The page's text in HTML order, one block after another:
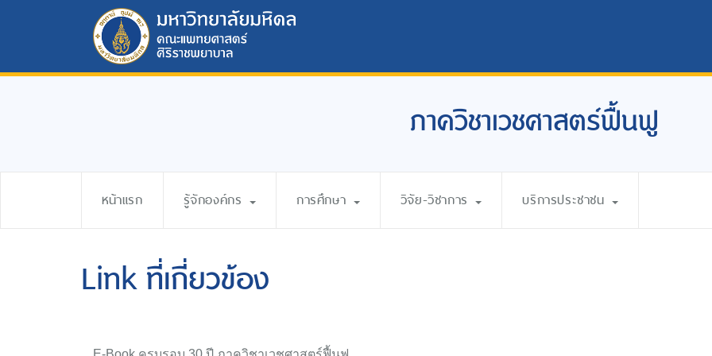
ภาควิชาเวชศาสตร์ฟื้นฟู
หน้าแรก รู้จักองค์กร การศึกษา วิจัย-วิชาการ บริการประชาชน
Link ที่เกี่ยวข้อง